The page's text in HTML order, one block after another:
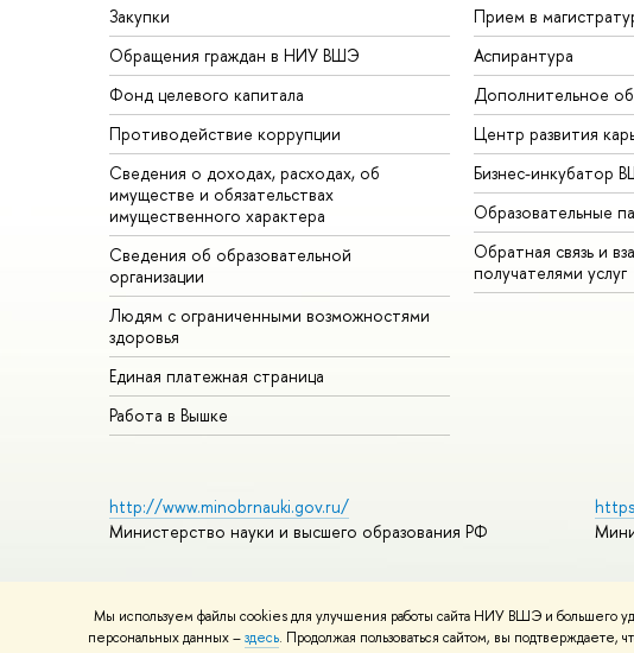
Мы используем файлы cookies для улучшения работы сайта НИУ ВШЭ и большего
персональных данных –здесь. Продолжая пользоваться сайтом, вы
Закупки
Обращения граждан в НИУ ВШЭ
Фонд целевого капитала
Противодействие коррупции
Сведения о доходах, расходах, об
имуществе и обязательствах
имущественного характера
Сведения об образовательной
организации
Людям с ограниченными возможностями
здоровья
Единая платежная страница
Работа в Вышке
Прием в
Аспирантура
Дополнительное
Центр развития
Бизнес-инкубатор
Образовательные
Обратная связь и
получателями услуг
http://www.minobrnauki.gov.ru/
Министерство науки и высшего образования РФ
© НИУ ВШЭ 1993–2026 Адреса и контактыУсловия использования
Шрифты HSE Sans и HSE Slab разработаны вШколе дизайна НИУ ВШЭ